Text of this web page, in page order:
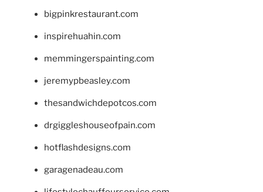
bigpinkrestaurant.com
inspirehuahin.com
memmingerspainting.com
jeremypbeasley.com
thesandwichdepotcos.com
drgiggleshouseofpain.com
hotflashdesigns.com
garagenadeau.com